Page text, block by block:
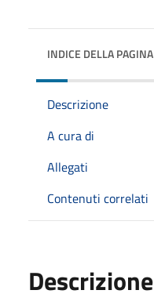
INDICE DELLA PAGINA
Descrizione
A cura di
Allegati
Contenuti correlati
Descrizione